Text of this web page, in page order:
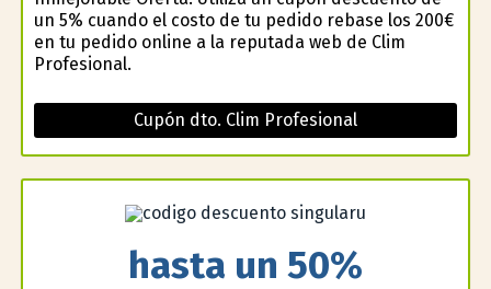
un 5% cuando el costo de tu pedido rebase los 200€
en tu pedido online a la reputada web de Clim
Profesional.
Cupón dto. Clim Profesional
hasta un 50%